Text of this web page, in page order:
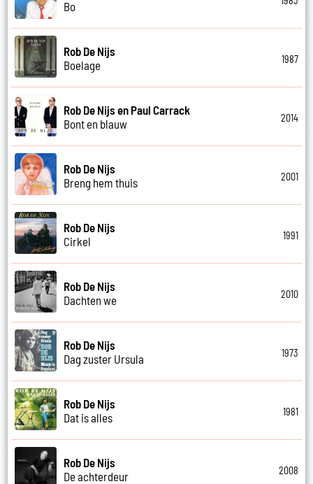
Bo
Rob De Nijs
Boelage
1987
Rob De Nijs en Paul Carrack
Bont en blauw
2014
Rob De Nijs
Breng hem thuis
2001
Rob De Nijs
Cirkel
1991
Rob De Nijs
Dachten we
2010
Rob De Nijs
Dag zuster Ursula
1973
Rob De Nijs
Dat is alles
1981
Rob De Nijs
De achterdeur
2008